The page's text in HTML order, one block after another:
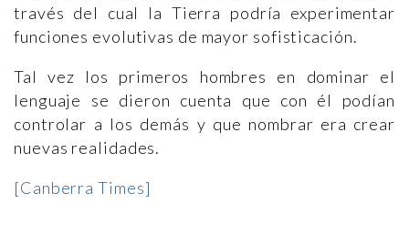
través del cual la Tierra podría experimentar
funciones evolutivas de mayor sofisticación.
Tal vez los primeros hombres en dominar el
lenguaje se dieron cuenta que con él podían
controlar a los demás y que nombrar era crear
nuevas realidades.
[Canberra Times]